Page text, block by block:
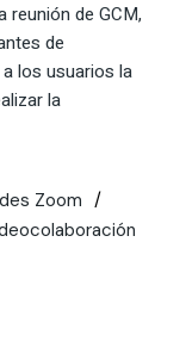
reunión de GCM,
de
los usuarios la
la
Zoom